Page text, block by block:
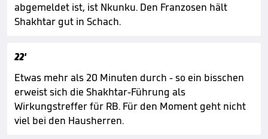
abgemeldet ist, ist Nkunku. Den Franzosen hält
Shakhtar gut in Schach.
22'
Etwas mehr als 20 Minuten durch - so ein bisschen
erweist sich die Shakhtar-Führung als
Wirkungstreffer für RB. Für den Moment geht nicht
viel bei den Hausherren.